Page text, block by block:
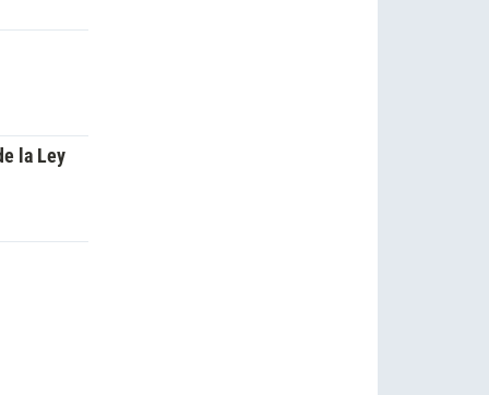
la Ley